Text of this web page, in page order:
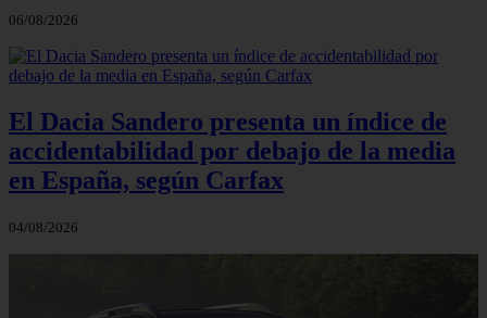
06/08/2026
El Dacia Sandero presenta un índice de
accidentabilidad por debajo de la media
en España, según Carfax
04/08/2026